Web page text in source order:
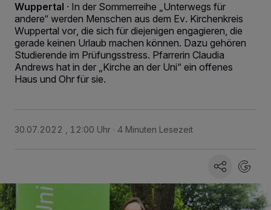
Wuppertal · In der Sommerreihe „Unterwegs für
andere“ werden Menschen aus dem Ev. Kirchenkreis
Wuppertal vor, die sich für diejenigen engagieren, die
gerade keinen Urlaub machen können. Dazu gehören
Studierende im Prüfungsstress. Pfarrerin Claudia
Andrews hat in der „Kirche an der Uni“ ein offenes
Haus und Ohr für sie.
30.07.2022 , 12:00 Uhr 4 Minuten Lesezeit